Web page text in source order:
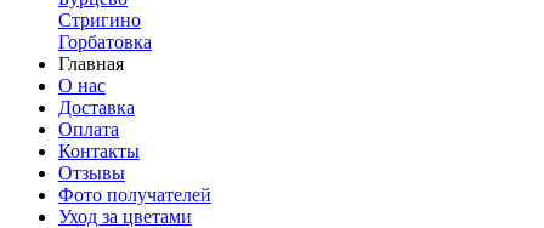
Стригино
Горбатовка
Главная
О нас
Доставка
Оплата
Контакты
Отзывы
Фото получателей
Уход за цветами